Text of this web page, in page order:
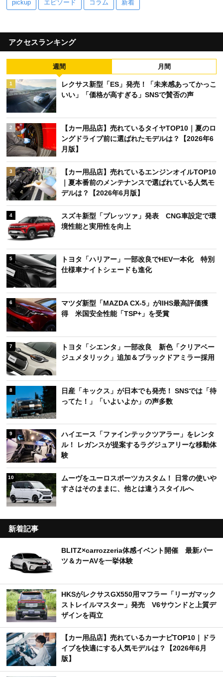
pickup エピソード コラム 新着
アクセスランキング
週間 月間
1
レクサス新型「ES」発売！「未来感あってかっこ
いい」「価格が高すぎる」SNSで賛否の声
2
【カー用品店】売れているタイヤTOP10｜夏のロ
ングドライブ前に選ばれたモデルは？【2026年6
月版】
3
【カー用品店】売れているエンジンオイルTOP10
｜夏本番前のメンテナンスで選ばれている人気モ
デルは？【2026年6月版】
4
スズキ新型「ブレッツァ」発表 CNG車設定で環
境性能と実用性を向上
5
トヨタ「ハリアー」一部改良でHEV一本化 特別
仕様車ナイトシェードも進化
6
マツダ新型「MAZDA CX-5」がIIHS最高評価獲
得 米国安全性能「TSP+」を受賞
7
トヨタ「シエンタ」一部改良 新色「クリアベー
ジュメタリック」追加＆ブラックドアミラー採用
8
日産「キックス」が日本でも発売！ SNSでは「待
ってた！」「いよいよか」の声多数
9
ハイエース「ファインテックツアラー」をレンタ
ル！ レガンスが提案するラグジュアリーな移動体
験
10
ムーヴをユーロスポーツカスタム！ 日常の使いや
すさはそのままに、他とは違うスタイルへ
新着記事
BLITZ×carrozzeria体感イベント開催 最新パー
ツ＆カーAVを一挙体験
HKSがレクサスGX550用マフラー「リーガマック
ストレイルマスター」発売 V6サウンドと上質デ
ザインを両立
【カー用品店】売れているカーナビTOP10｜ドラ
イブを快適にする人気モデルは？【2026年6月
版】